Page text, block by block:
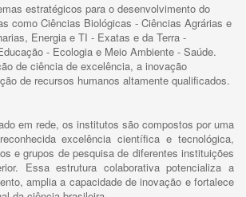
estratégicos para o desenvolvimento do
como Ciências Biológicas - Ciências Agrárias e
Energia e TI - Exatas e da Terra -
- Ecologia e Meio Ambiente - Saúde.
de ciência de excelência, a inovação
de recursos humanos altamente qualificados.
em rede, os institutos são compostos por uma
excelência científica e tecnológica,
e grupos de pesquisa de diferentes instituições
Essa estrutura colaborativa potencializa a
amplia a capacidade de inovação e fortalece